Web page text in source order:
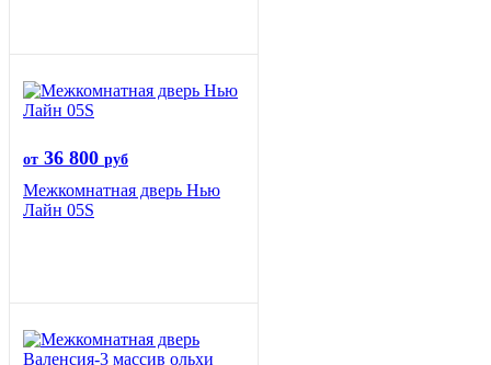
от 36 800 руб
Межкомнатная дверь Нью
Лайн 05S